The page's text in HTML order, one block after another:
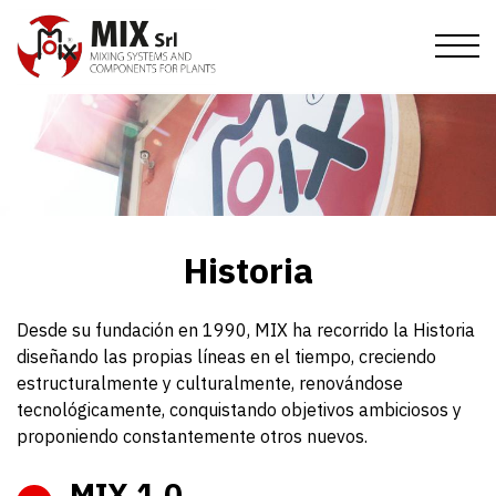
Pasar
contenido
Inicio
Empresa
Misión
Certificados y Condiciones de venta
Filiales
Productos
Mezclado
Válvulas
Supervisión
Transporte
Extracción
Publicaciones
Novedades
Contactos
Solicitud de información
Ven y ùnete a nuestro equipo
IT EN DE FR ES RU
Historia
Desde su fundación en 1990, MIX ha recorrido la Historia
diseñando las propias líneas en el tiempo, creciendo
estructuralmente y culturalmente, renovándose
tecnológicamente, conquistando objetivos ambiciosos y
proponiendo constantemente otros nuevos.